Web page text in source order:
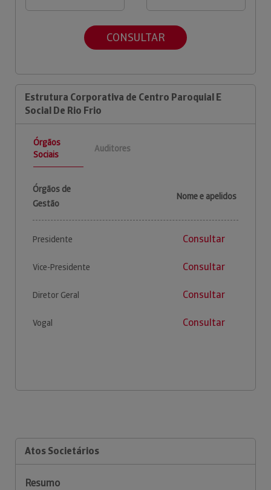
CONSULTAR
Estrutura Corporativa de Centro Paroquial E
Social De Rio Frio
Órgãos
Sociais
Auditores
Órgãos de
Gestão
Nome e apelidos
Presidente Consultar
Vice-Presidente Consultar
Diretor Geral Consultar
Vogal Consultar
Atos Societários
Resumo